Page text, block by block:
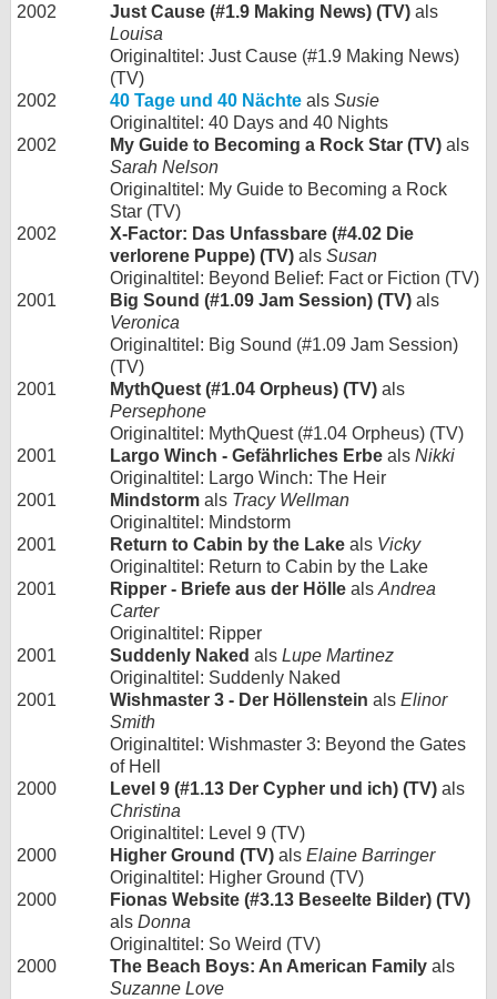
2002
Just Cause (#1.9 Making News) (TV) als
Louisa
Originaltitel: Just Cause (#1.9 Making News)
(TV)
2002
40 Tage und 40 Nächte als Susie
Originaltitel: 40 Days and 40 Nights
2002
My Guide to Becoming a Rock Star (TV) als
Sarah Nelson
Originaltitel: My Guide to Becoming a Rock
Star (TV)
2002
X-Factor: Das Unfassbare (#4.02 Die
verlorene Puppe) (TV) als Susan
Originaltitel: Beyond Belief: Fact or Fiction (TV)
2001
Big Sound (#1.09 Jam Session) (TV) als
Veronica
Originaltitel: Big Sound (#1.09 Jam Session)
(TV)
2001
MythQuest (#1.04 Orpheus) (TV) als
Persephone
Originaltitel: MythQuest (#1.04 Orpheus) (TV)
2001
Largo Winch - Gefährliches Erbe als Nikki
Originaltitel: Largo Winch: The Heir
2001
Mindstorm als Tracy Wellman
Originaltitel: Mindstorm
2001
Return to Cabin by the Lake als Vicky
Originaltitel: Return to Cabin by the Lake
2001
Ripper - Briefe aus der Hölle als Andrea
Carter
Originaltitel: Ripper
2001
Suddenly Naked als Lupe Martinez
Originaltitel: Suddenly Naked
2001
Wishmaster 3 - Der Höllenstein als Elinor
Smith
Originaltitel: Wishmaster 3: Beyond the Gates
of Hell
2000
Level 9 (#1.13 Der Cypher und ich) (TV) als
Christina
Originaltitel: Level 9 (TV)
2000
Higher Ground (TV) als Elaine Barringer
Originaltitel: Higher Ground (TV)
2000
Fionas Website (#3.13 Beseelte Bilder) (TV)
als Donna
Originaltitel: So Weird (TV)
2000
The Beach Boys: An American Family als
Suzanne Love